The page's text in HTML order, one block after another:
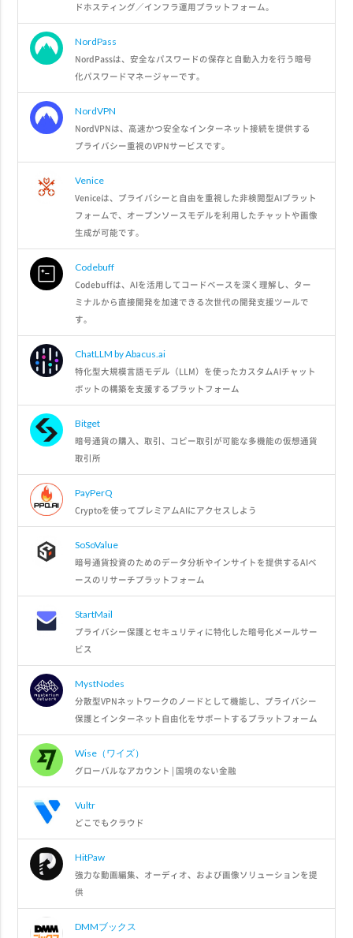
ドホスティング／インフラ運用プラットフォーム。
NordPass
NordPassは、安全なパスワードの保存と自動入力を行う暗号
化パスワードマネージャーです。
NordVPN
NordVPNは、高速かつ安全なインターネット接続を提供する
プライバシー重視のVPNサービスです。
Venice
Veniceは、プライバシーと自由を重視した非検閲型AIプラット
フォームで、オープンソースモデルを利用したチャットや画像
生成が可能です。
Codebuff
Codebuffは、AIを活用してコードベースを深く理解し、ター
ミナルから直接開発を加速できる次世代の開発支援ツールで
す。
ChatLLM by Abacus.ai
特化型大規模言語モデル（LLM）を使ったカスタムAIチャット
ボットの構築を支援するプラットフォーム
Bitget
暗号通貨の購入、取引、コピー取引が可能な多機能の仮想通貨
取引所
PayPerQ
Cryptoを使ってプレミアムAIにアクセスしよう
SoSoValue
暗号通貨投資のためのデータ分析やインサイトを提供するAIベ
ースのリサーチプラットフォーム
StartMail
プライバシー保護とセキュリティに特化した暗号化メールサー
ビス
MystNodes
分散型VPNネットワークのノードとして機能し、プライバシー
保護とインターネット自由化をサポートするプラットフォーム
Wise（ワイズ）
グローバルなアカウント | 国境のない金融
Vultr
どこでもクラウド
HitPaw
強力な動画編集、オーディオ、および画像ソリューションを提
供
DMMブックス